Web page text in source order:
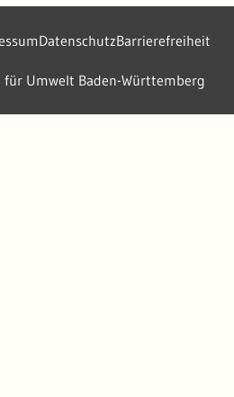
für Umwelt Baden-Württemberg
DatenschutzBarrierefreiheit